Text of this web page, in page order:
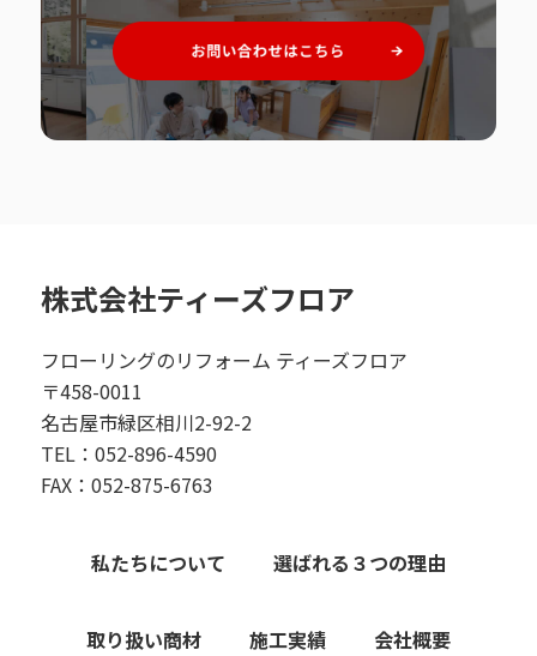
株式会社ティーズフロア
フローリングのリフォーム ティーズフロア
〒458-0011
名古屋市緑区相川2-92-2
TEL：052-896-4590
FAX：052-875-6763
私たちについて 選ばれる３つの理由
取り扱い商材 施工実績 会社概要